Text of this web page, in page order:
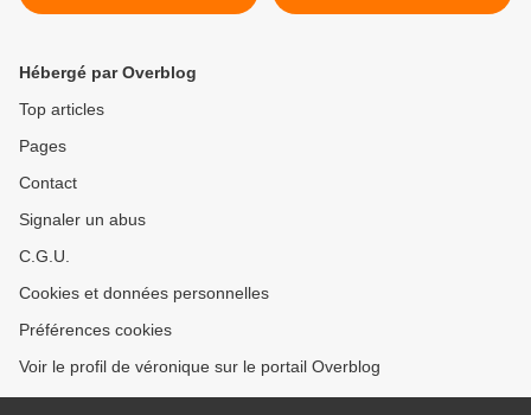
Hébergé par Overblog
Top articles
Pages
Contact
Signaler un abus
C.G.U.
Cookies et données personnelles
Préférences cookies
Voir le profil de véronique sur le portail Overblog